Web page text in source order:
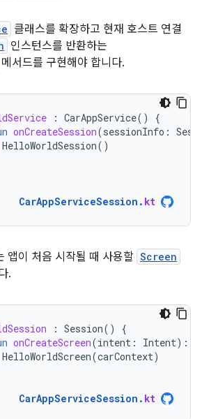
클래스를 확장하고 현재 호스트 연결
인스턴스를 반환하는
메서드를 구현해야 합니다.
: CarAppService()
{
onCreateSession(sessionInfo :
HelloWorldSession()
CarAppServiceSession . kt
앱이 처음 시작될 때 사용할 Screen
.
: Session()
{
onCreateScreen(intent : Intent):
HelloWorldScreen(carContext)
CarAppServiceSession . kt